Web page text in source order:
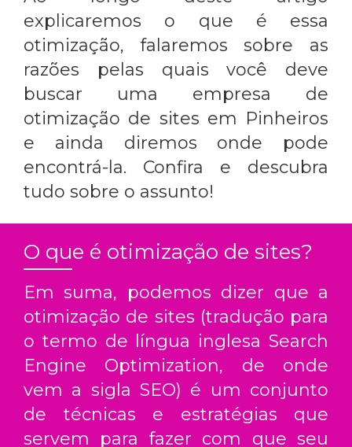
explicaremos o que é essa
otimização, falaremos sobre as
razões pelas quais você deve
buscar uma empresa de
otimização de sites em Pinheiros
e ainda diremos onde pode
encontrá-la. Confira e descubra
tudo sobre o assunto!
O que é otimização de sites?
Em suma, podemos dizer que a
otimização de sites (tradução para
o termo de língua inglesa Search
Engine Optimization, de onde
vem a sigla SEO) é um conjunto
de técnicas e estratégias que
servem para fazer com que seu